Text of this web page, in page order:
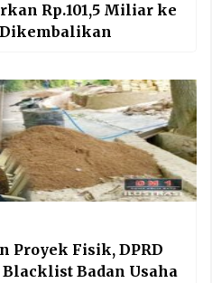
Rp.101,5 Miliar ke
Proyek Fisik, DPRD
Badan Usaha